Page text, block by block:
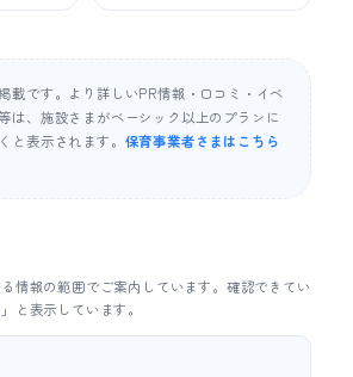
載です。より詳しいPR情報・口コミ・イベ
は、施設さまがベーシック以上のプランに
と表示されます。 保育事業者さまはこちら
情報の範囲でご案内しています。確認できてい
と表示しています。